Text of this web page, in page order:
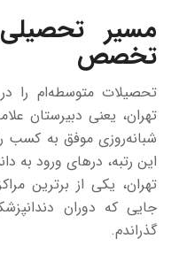
مسیر
تخصص
تحصیلات متوسطه‌ام را
تهران، یعنی دبیرستان
این رتبه، درهای ورود به
تهران، یکی از برترین
جایی که دوران
گذراندم.